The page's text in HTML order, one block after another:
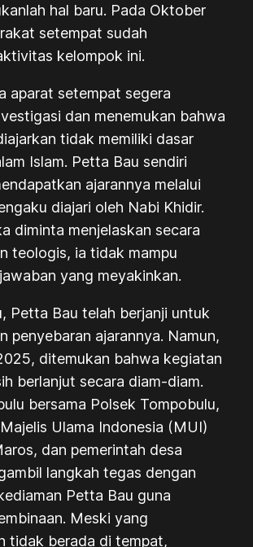
hal baru. Pada Oktober
setempat sudah
kelompok ini.
aparat setempat segera
dan menemukan bahwa
tidak memiliki dasar
Islam. Petta Bau sendiri
ajarannya melalui
diajari oleh Nabi Khidir.
diminta menjelaskan secara
teologis, ia tidak mampu
yang meyakinkan.
Petta Bau telah berjanji untuk
penyebaran ajarannya. Namun,
ditemukan bahwa kegiatan
berlanjut secara diam-diam.
bersama Polsek Tompobulu,
Ulama Indonesia (MUI)
dan pemerintah desa
langkah tegas dengan
Petta Bau guna
Meski yang
tidak berada di tempat,